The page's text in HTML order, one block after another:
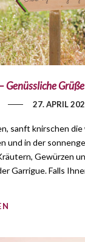
Genüssliche
27. APRIL
sanft knirschen
und in der
Gewürzen
Garrigue. Falls